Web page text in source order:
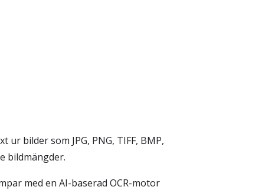
bilder som JPG, PNG, TIFF, BMP,
bildmängder.
med en AI-baserad OCR-motor